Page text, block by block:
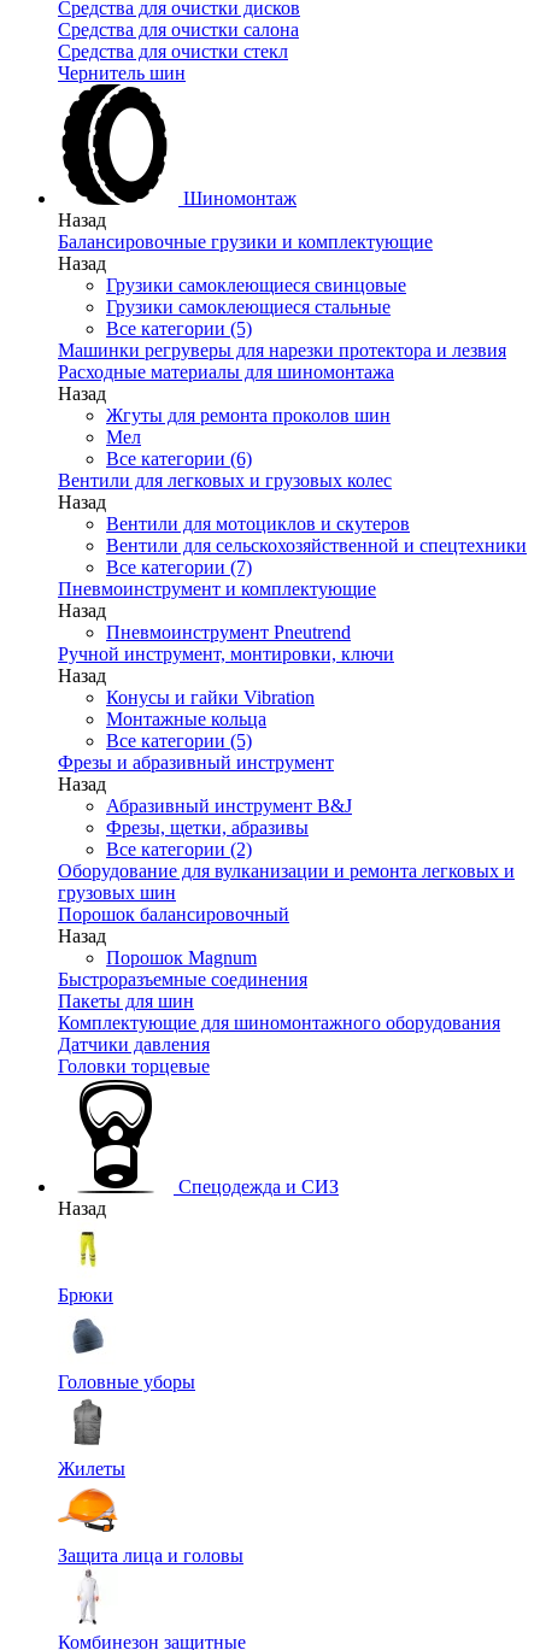
Средства для очистки дисков
Средства для очистки салона
Средства для очистки стекл
Чернитель шин
Шиномонтаж
Назад
Балансировочные грузики и комплектующие
Назад
Грузики самоклеющиеся свинцовые
Грузики самоклеющиеся стальные
Все категории (5)
Машинки регруверы для нарезки протектора и лезвия
Расходные материалы для шиномонтажа
Назад
Жгуты для ремонта проколов шин
Мел
Все категории (6)
Вентили для легковых и грузовых колес
Назад
Вентили для мотоциклов и скутеров
Вентили для сельскохозяйственной и спецтехники
Все категории (7)
Пневмоинструмент и комплектующие
Назад
Пневмоинструмент Pneutrend
Ручной инструмент, монтировки, ключи
Назад
Конусы и гайки Vibration
Монтажные кольца
Все категории (5)
Фрезы и абразивный инструмент
Назад
Абразивный инструмент B&J
Фрезы, щетки, абразивы
Все категории (2)
Оборудование для вулканизации и ремонта легковых и
грузовых шин
Порошок балансировочный
Назад
Порошок Magnum
Быстроразъемные соединения
Пакеты для шин
Комплектующие для шиномонтажного оборудования
Датчики давления
Головки торцевые
Спецодежда и СИЗ
Назад
Брюки
Головные уборы
Жилеты
Защита лица и головы
Комбинезон защитные